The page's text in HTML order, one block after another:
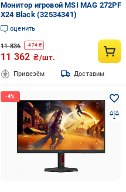
Монитор игровой MSI MAG 272PF
X24 Black (32534341)
оценить
11 836 -474₴
11 362 ₴/шт.
Привезём Доставим